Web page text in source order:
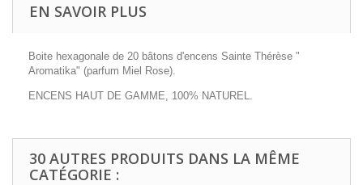
EN SAVOIR PLUS
Boite hexagonale de 20 bâtons d'encens Sainte Thérèse "
Aromatika" (parfum Miel Rose).
ENCENS HAUT DE GAMME, 100% NATUREL.
30 AUTRES PRODUITS DANS LA MÊME
CATÉGORIE :